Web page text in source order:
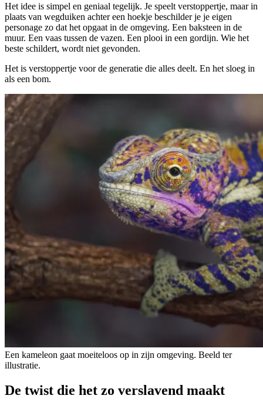
Het idee is simpel en geniaal tegelijk. Je speelt verstoppertje, maar in
plaats van wegduiken achter een hoekje beschilder je je eigen
personage zo dat het opgaat in de omgeving. Een baksteen in de
muur. Een vaas tussen de vazen. Een plooi in een gordijn. Wie het
beste schildert, wordt niet gevonden.
Het is verstoppertje voor de generatie die alles deelt. En het sloeg in
als een bom.
Een kameleon gaat moeiteloos op in zijn omgeving. Beeld ter
illustratie.
De twist die het zo verslavend maakt